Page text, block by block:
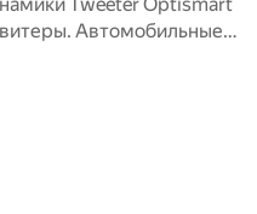
Автомобильные
авто твиттеры.